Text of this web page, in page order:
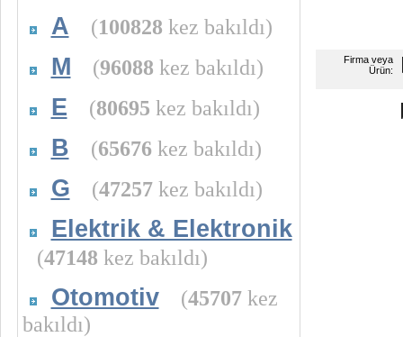
A (100828 kez bakıldı)
M (96088 kez bakıldı)
E (80695 kez bakıldı)
B (65676 kez bakıldı)
G (47257kez bakıldı)
Elektrik & Elektronik
(47148 kez bakıldı)
Otomotiv (45707kez
bakıldı)
Firma veya
Ürün: